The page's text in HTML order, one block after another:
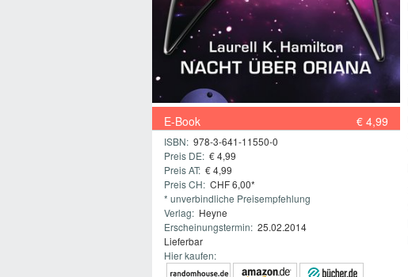
E-Book € 4,99
ISBN: 978-3-641-11550-0
Preis DE: € 4,99
Preis AT: € 4,99
Preis CH: CHF 6,00*
* unverbindliche Preisempfehlung
Verlag: Heyne
Erscheinungstermin: 25.02.2014
Lieferbar
Hier kaufen: